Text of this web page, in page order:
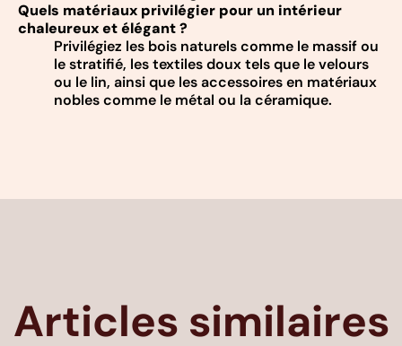
Quels matériaux privilégier pour un intérieur
chaleureux et élégant ?
Privilégiez les bois naturels comme le massif ou
le stratifié, les textiles doux tels que le velours
ou le lin, ainsi que les accessoires en matériaux
nobles comme le métal ou la céramique.
Articles similaires